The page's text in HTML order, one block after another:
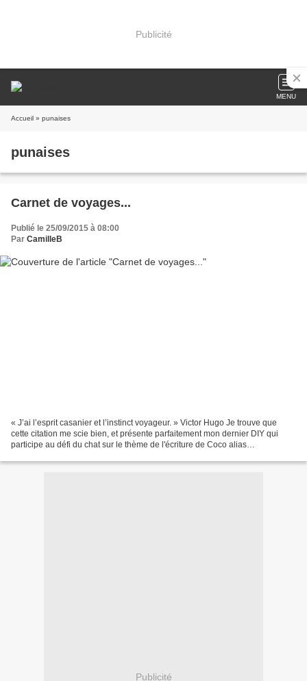
Publicité
MENU
Accueil » punaises
punaises
Carnet de voyages...
Publié le 25/09/2015 à 08:00
Par CamilleB
« J’ai l’esprit casanier et l’instinct voyageur. » Victor Hugo Je trouve que
cette citation me scie bien, et présente parfaitement mon dernier DIY qui
participe au défi du chat sur le thème de l'écriture de Coco alias
Publicité